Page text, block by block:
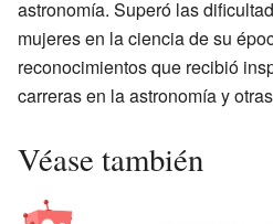
astronomía. Superó las
mujeres en la ciencia de su
reconocimientos que recibió
carreras en la astronomía y
Véase también